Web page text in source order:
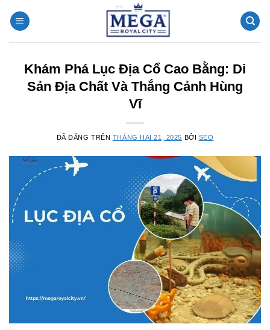
đến
Khám Phá Lục Địa Cổ Cao Bằng: Di
Sản Địa Chất Và Thắng Cảnh Hùng
Vĩ
ĐÃ ĐĂNG TRÊN THÁNG HAI 21, 2025 BỞI SEO